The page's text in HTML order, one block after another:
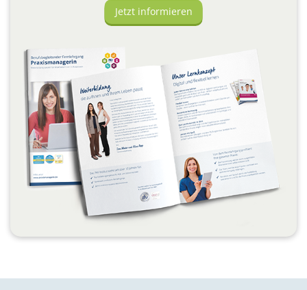
Jetzt informieren